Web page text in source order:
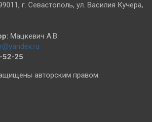
г. Севастополь, ул. Василия Кучера,
Мацкевич А.В.
52-25
авторским правом.